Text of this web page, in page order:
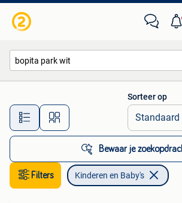
Alle afstanden…
Sorteer op
Bewaar je
Filters Kinderen en Baby's